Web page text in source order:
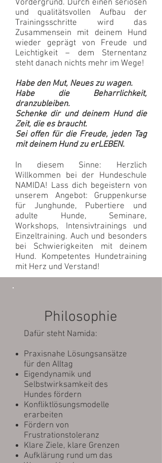
Vordergrund. Durch einen seriösen
und qualitätsvollen Aufbau der
Trainingsschritte wird das
Zusammensein mit deinem Hund
wieder geprägt von Freude und
Leichtigkeit – dem Sternentanz
steht danach nichts mehr im Wege!
Habe den Mut, Neues zu wagen.
Habe die Beharrlichkeit,
dranzubleiben.
Schenke dir und deinem Hund die
Zeit, die es braucht.
Sei offen für die Freude, jeden Tag
mit deinem Hund zu erLEBEN.
In diesem Sinne: Herzlich
Willkommen bei der Hundeschule
NAMIDA! Lass dich begeistern von
unserem Angebot: Gruppenkurse
für Junghunde, Pubertiere und
adulte Hunde, Seminare,
Workshops, Intensivtrainings und
Einzeltraining. Auch und besonders
bei Schwierigkeiten mit deinem
Hund. Kompetentes Hundetraining
mit Herz und Verstand!
Philosophie
Dafür steht Namida:
Praxisnahe Lösungsansätze
für den Alltag
Eigendynamik und
Selbstwirksamkeit des
Hundes fördern
Konfliktlösungsmodelle
erarbeiten
Fördern von
Frustrationstoleranz
Klare Ziele, klare Grenzen
Aufklärung rund um das